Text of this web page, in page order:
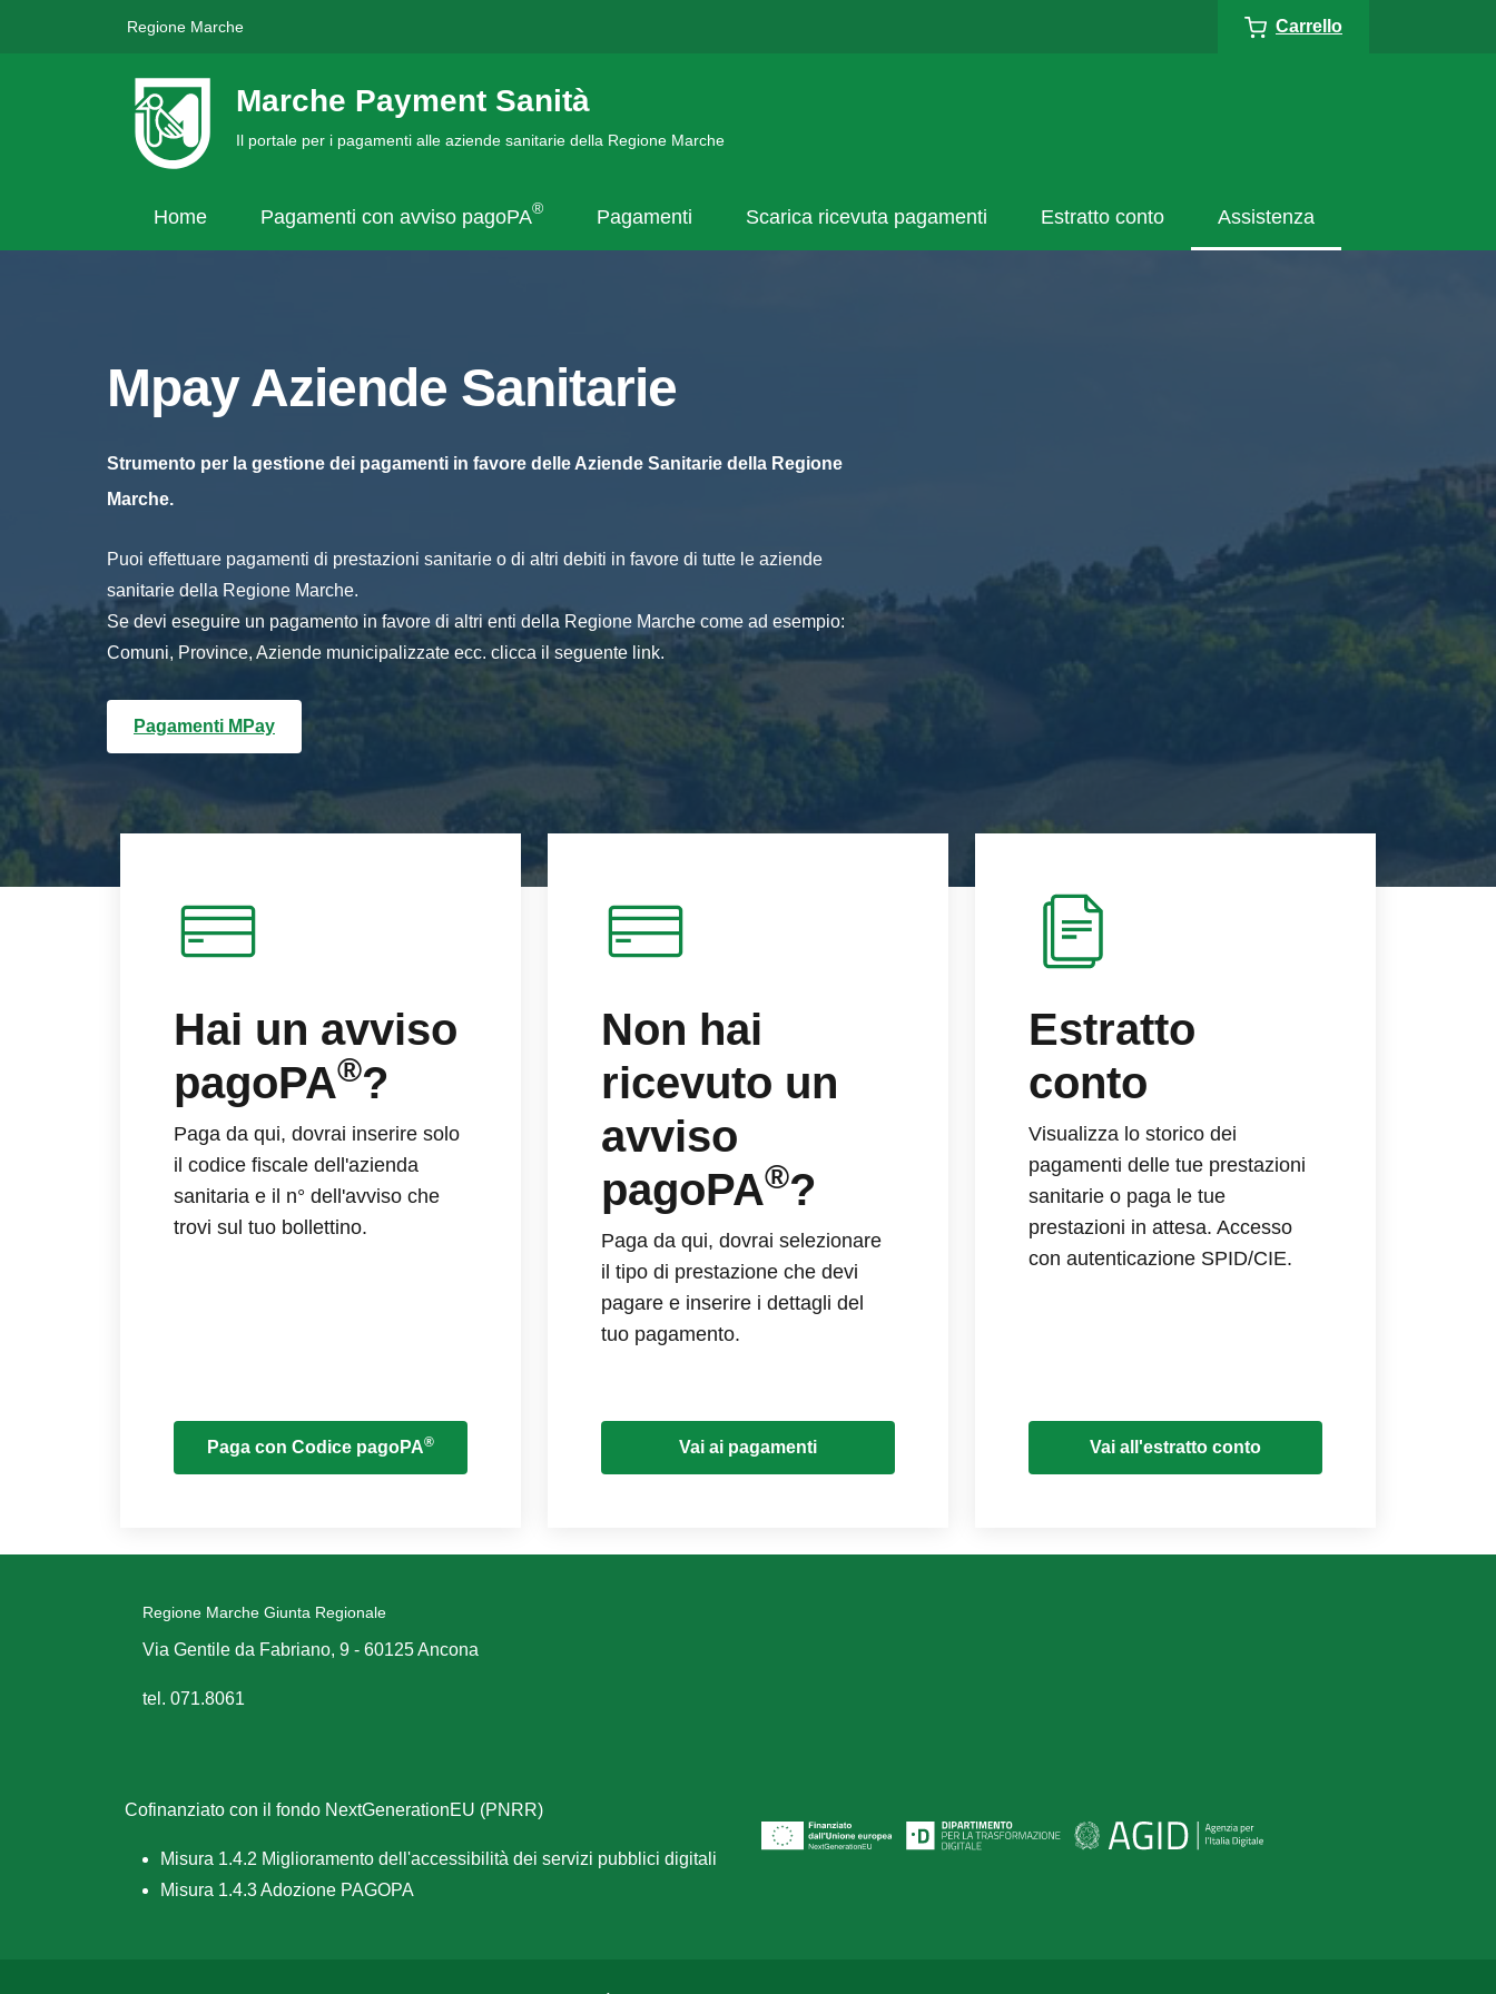
Regione Marche Carrello
Marche Payment Sanità
Il portale per i pagamenti alle aziende sanitarie della Regione Marche
Home Pagamenti con avviso pagoPA® Pagamenti Scarica ricevuta pagamenti Estratto conto Assistenza
Mpay Aziende Sanitarie
Strumento per la gestione dei pagamenti in favore delle Aziende Sanitarie della Regione
Marche.
Puoi effettuare pagamenti di prestazioni sanitarie o di altri debiti in favore di tutte le aziende
sanitarie della Regione Marche.
Se devi eseguire un pagamento in favore di altri enti della Regione Marche come ad esempio:
Comuni, Province, Aziende municipalizzate ecc. clicca il seguente link.
Pagamenti MPay
Hai un avviso
pagoPA®?
Paga da qui, dovrai inserire solo
il codice fiscale dell'azienda
sanitaria e il n° dell'avviso che
trovi sul tuo bollettino.
Paga con Codice pagoPA®
Non hai
ricevuto un
avviso
pagoPA®?
Paga da qui, dovrai selezionare
il tipo di prestazione che devi
pagare e inserire i dettagli del
tuo pagamento.
Vai ai pagamenti
Estratto
conto
Visualizza lo storico dei
pagamenti delle tue prestazioni
sanitarie o paga le tue
prestazioni in attesa. Accesso
con autenticazione SPID/CIE.
Vai all'estratto conto
Regione Marche Giunta Regionale
Via Gentile da Fabriano, 9 - 60125 Ancona
tel. 071.8061
Cofinanziato con il fondo NextGenerationEU (PNRR)
Misura 1.4.2 Miglioramento dell'accessibilità dei servizi pubblici digitali
Misura 1.4.3 Adozione PAGOPA